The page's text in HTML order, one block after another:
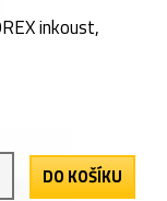
inkoust,
DO KOŠÍKU